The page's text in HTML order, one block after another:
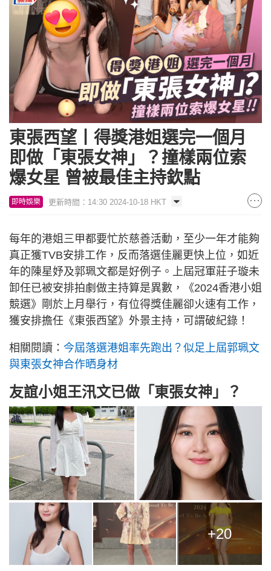
東張西望丨得獎港姐選完一個月
即做「東張女神」？撞樣兩位索
爆女星 曾被最佳主持欽點
即時娛樂 更新時間：14:30 2024-10-18 HKT
每年的港姐三甲都要忙於慈善活動，至少一年才能夠
真正獲TVB安排工作，反而落選佳麗更快上位，如近
年的陳星妤及郭珮文都是好例子。上屆冠軍莊子璇未
卸任已被安排拍劇做主持算是異數，《2024香港小姐
競選》剛於上月舉行，有位得獎佳麗卻火速有工作，
獲安排擔任《東張西望》外景主持，可謂破紀錄！
相關閱讀： 今屆落選港姐率先跑出？似足上屆郭珮文
與東張女神合作晒身材
友誼小姐王汛文已做「東張女神」？
+20